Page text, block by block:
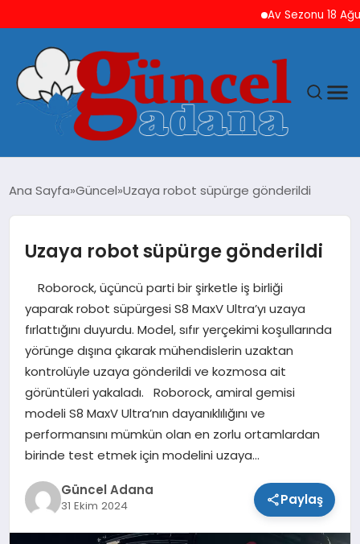
Av Sezonu 18
GÜNCEL
YAŞAM
MAGAZIN
SAĞLIK
SPOR
TEKNOLOJI
Ana Sayfa Güncel Uzaya robot süpürge gönderildi
Uzaya robot süpürge gönderildi
Roborock, üçüncü parti bir şirketle iş birliği
yaparak robot süpürgesi S8 MaxV Ultra’yı uzaya
fırlattığını duyurdu. Model, sıfır yerçekimi koşullarında
yörünge dışına çıkarak mühendislerin uzaktan
kontrolüyle uzaya gönderildi ve kozmosa ait
görüntüleri yakaladı. Roborock, amiral gemisi
modeli S8 MaxV Ultra’nın dayanıklılığını ve
performansını mümkün olan en zorlu ortamlardan
birinde test etmek için modelini uzaya…
Güncel Adana
31 Ekim 2024 Paylaş